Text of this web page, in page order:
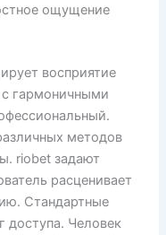
ощущение
восприятие
гармоничными
методов
riobet задают
расценивает
Стандартные
доступа. Человек